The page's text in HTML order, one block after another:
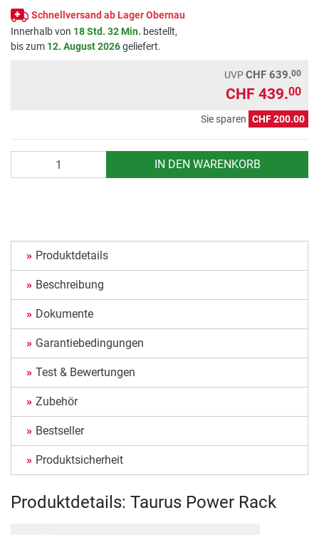
Schnellversand ab Lager Obernau
Innerhalb von 18 Std. 32 Min. bestellt,
bis zum 12. August 2026geliefert.
UVPCHF 639.00
CHF 439.00
Sie sparen CHF 200.00
IN DEN WARENKORB
Produktdetails
Beschreibung
Dokumente
Garantiebedingungen
Test & Bewertungen
Zubehör
Bestseller
Produktsicherheit
Produktdetails: Taurus Power Rack